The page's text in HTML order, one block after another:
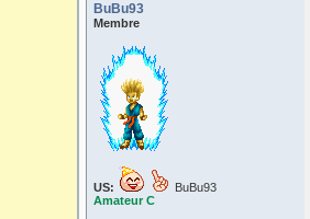
BuBu93
Membre
US:
BuBu93
Amateur C